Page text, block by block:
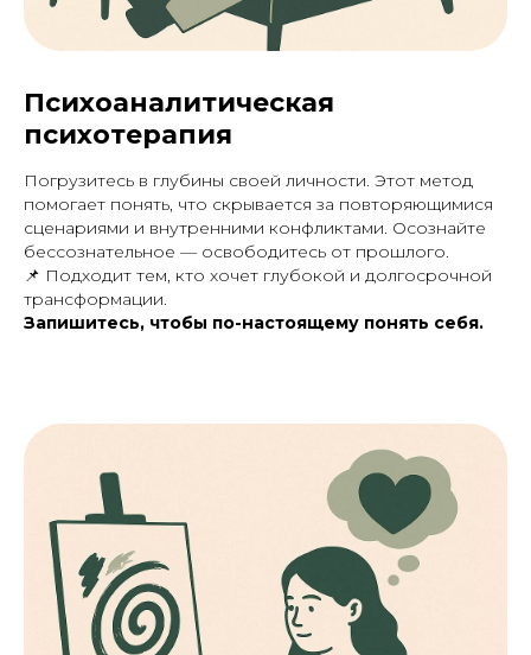
Психоаналитическая
психотерапия
Погрузитесь в глубины своей личности. Этот метод
помогает понять, что скрывается за повторяющимися
сценариями и внутренними конфликтами. Осознайте
бессознательное — освободитесь от прошлого.
📌 Подходит тем, кто хочет глубокой и долгосрочной
трансформации.
Запишитесь, чтобы по-настоящему понять себя.